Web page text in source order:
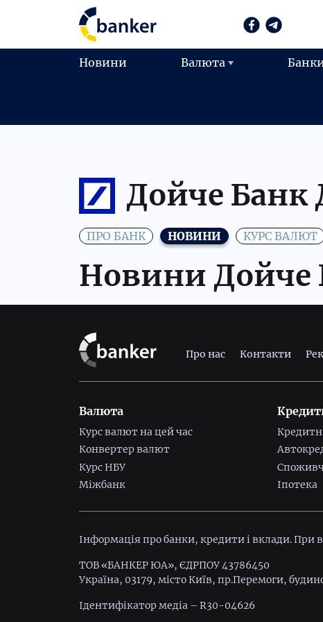
Новини Валюта
Дойче Банк
ПРО БАНК НОВИНИ КУРС ВАЛЮТ
Новини Дойче
Про нас Контакти
Валюта
Курс валют на цей час
Конвертер валют
Курс НБУ
Міжбанк
Іпотека
Інформація про банки, кредити і вклади. При
ТОВ «БАНКЕР ЮА», ЄДРПОУ 43786450
Україна, 03179, місто Київ, пр.Перемоги,
Ідентифiкатор медiа – R30-04626